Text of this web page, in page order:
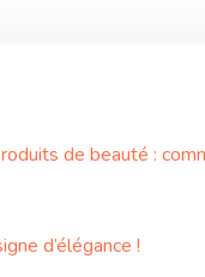
de beauté :
d’élégance !